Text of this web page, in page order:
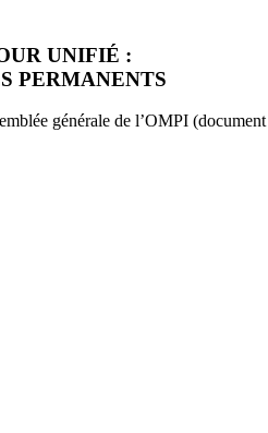
UNIFIÉ :
PERMANENTS
générale de l’OMPI (document